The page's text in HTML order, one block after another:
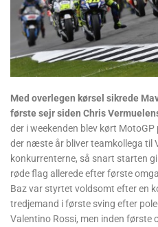
Med overlegen kørsel sikrede
første sejr siden Chris
der i weekenden blev kørt MotoGP
der næste år bliver teamkollega til
konkurrenterne, så snart starten
røde flag allerede efter første
Baz var styrtet voldsomt efter en
tredjemand i første sving efter
Valentino Rossi, men inden